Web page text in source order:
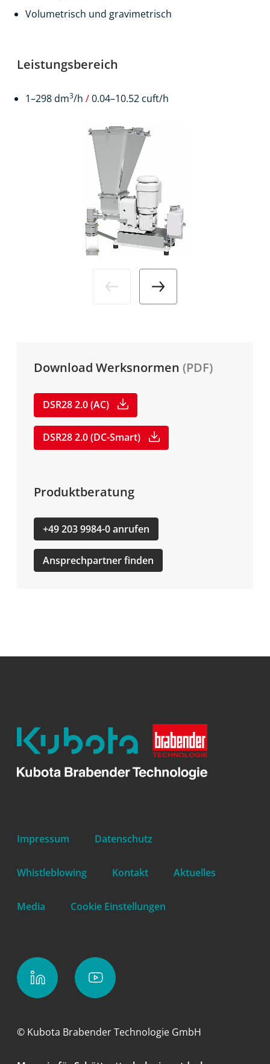
Volumetrisch und gravimetrisch
Leistungsbereich
1–298 dm3/h /0.04–10.52 cuft/h
Download Werksnormen (PDF)
DSR28 2.0 (AC)
DSR28 2.0 (DC-Smart)
Produktberatung
+49 203 9984-0 anrufen
Ansprechpartner finden
Kubota
Brabender
GmbH
Impressum Datenschutz
Whistleblowing Kontakt Aktuelles
Media Cookie Einstellungen
© Kubota Brabender Technologie GmbH
Produkte
Karriere
Kontakt
Media